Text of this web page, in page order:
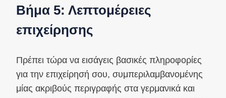
Βήμα 5: Λεπτομέρειες
επιχείρησης
Πρέπει τώρα να εισάγεις βασικές πληροφορίες
για την επιχείρησή σου, συμπεριλαμβανομένης
μίας ακριβούς περιγραφής στα γερμανικά και